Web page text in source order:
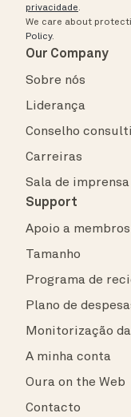
privacidade.
We care about
Policy.
Our Company
Sobre nós
Liderança
Conselho
Carreiras
Sala de imprensa
Support
Apoio a
Tamanho
Programa de
Plano de
Monitorização
A minha conta
Oura on the Web
Contacto